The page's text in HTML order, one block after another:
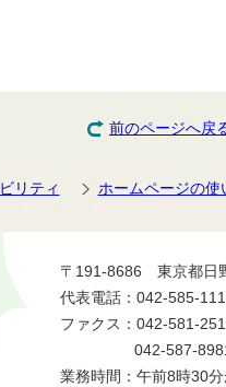
前のページへ戻
リティ ホームページの使
〒191-8686 東京都日
代表電話：042-585-
ファクス：042-581-
042-587-
業務時間：午前8時30